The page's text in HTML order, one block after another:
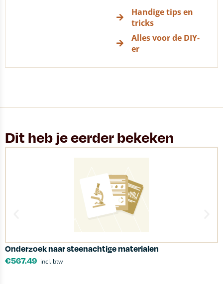
Handige tips en
tricks
Alles voor de DIY-
er
Dit heb je eerder bekeken
Onderzoek naar steenachtige materialen
€567.49 incl. btw